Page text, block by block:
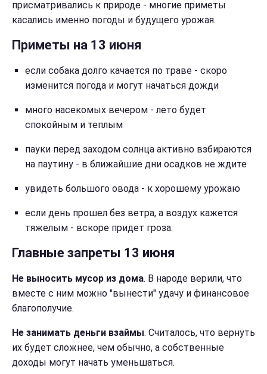
присматривались к природе - многие приметы
касались именно погоды и будущего урожая.
Приметы на 13 июня
если собака долго качается по траве - скоро
изменится погода и могут начаться дожди
много насекомых вечером - лето будет
спокойным и теплым
пауки перед заходом солнца активно взбираются
на паутину - в ближайшие дни осадков не ждите
увидеть большого овода - к хорошему урожаю
если день прошел без ветра, а воздух кажется
тяжелым - вскоре придет гроза.
Главные запреты 13 июня
Не выносить мусор из дома. В народе верили, что
вместе с ним можно "вынести" удачу и финансовое
благополучие.
Не занимать деньги взаймы. Считалось, что вернуть
их будет сложнее, чем обычно, а собственные
доходы могут начать уменьшаться.